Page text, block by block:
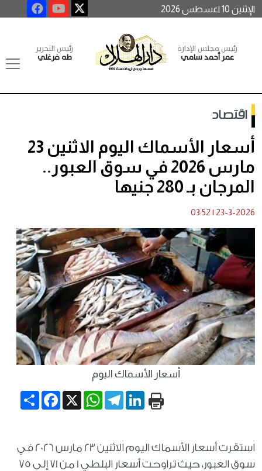
الإثنين 10 اغسطس 2026
رئيس مجلس الإدارة
عمر أحمد سامي
رئيس التحرير
طه فرغلي
اقتصاد
أسعار الأسماك اليوم الاثنين 23
مارس 2026 في سوق العبور..
المرجان بـ 280 جنيها
23-3-2026
|
03:52
أسعار الأسماك اليوم
Share
Facebook X
WhatsApp
TelegramLinkedIn
استقرت أسعار الأسماك اليوم الاثنين 23 مارس 2026 في
سوق العبور، حيث تراوحت أسعار البلطي 1 من 71 إلى 75